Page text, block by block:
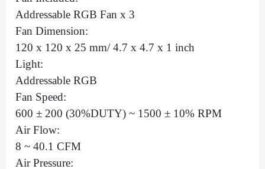
Addressable RGB Fan x 3
Fan Dimension:
120 x 120 x 25 mm/ 4.7 x 4.7 x 1 inch
Light:
Addressable RGB
Fan Speed:
600 ± 200 (30%DUTY) ~ 1500 ± 10% RPM
Air Flow:
8 ~ 40.1 CFM
Air Pressure: